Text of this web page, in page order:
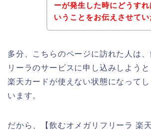
ーが発生した時にどうす
いうことをお伝えさせてい
多分、こちらのページに訪れた人は
リーラのサービスに申し込みしよう
楽天カードが使えない状態になって
います。
だから、【飲むオメガリフリーラ 楽